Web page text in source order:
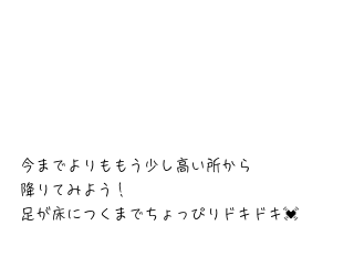
今までよりももう少し高い所から
降りてみよう！
足が床につくまでちょっぴりドキドキ💓